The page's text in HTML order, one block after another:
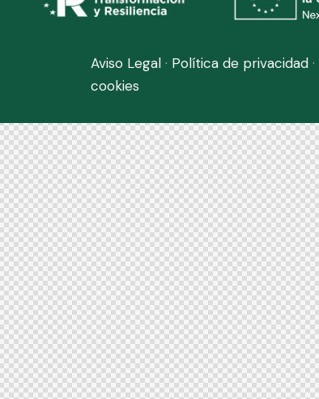
Aviso Legal· Política de privacidad·
cookies